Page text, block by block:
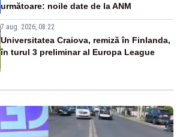
următoare: noile date de la ANM
7 aug. 2026, 08:22
Universitatea Craiova, remiză în Finlanda,
în turul 3 preliminar al Europa League